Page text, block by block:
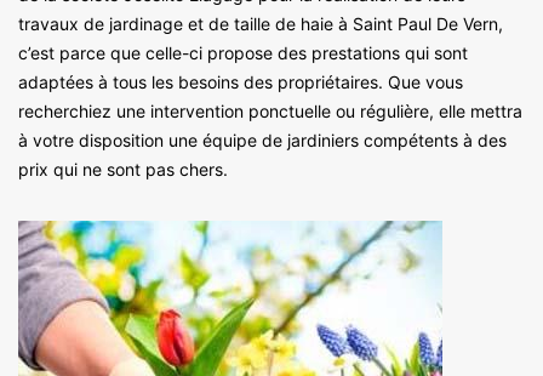
travaux de jardinage et de taille de haie à Saint Paul De Vern,
c’est parce que celle-ci propose des prestations qui sont
adaptées à tous les besoins des propriétaires. Que vous
recherchiez une intervention ponctuelle ou régulière, elle mettra
à votre disposition une équipe de jardiniers compétents à des
prix qui ne sont pas chers.